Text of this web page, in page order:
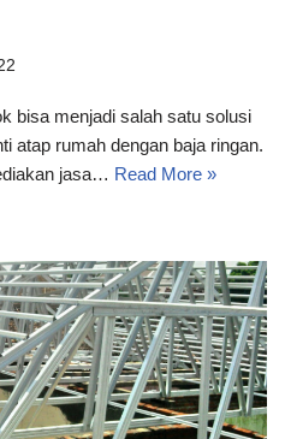
bisa menjadi salah satu solusi
atap rumah dengan baja ringan.
jasa… Read More »